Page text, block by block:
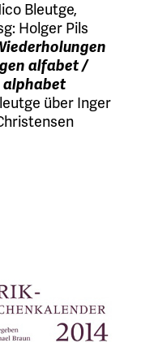
Bleutge,
Holger Pils
alfabet /
alphabet
über Inger